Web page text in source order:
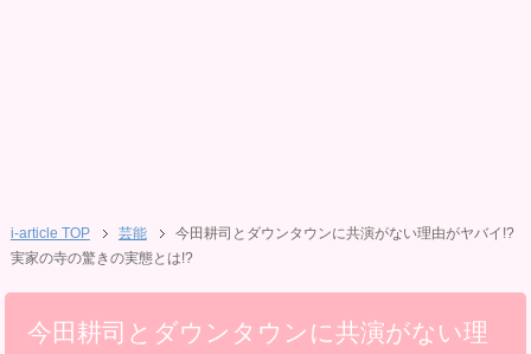
i-article TOP 芸能
今田耕司とダウンタウンに共演がない理由がヤバイ!?
実家の寺の驚きの実態とは!?
今田耕司とダウンタウンに共演がない理